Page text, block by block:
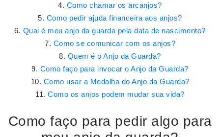
Como chamar os arcanjos?
Como pedir ajuda financeira aos anjos?
Qual é meu anjo da guarda pela data de nascimento?
Como se comunicar com os anjos?
Quem é o Anjo da Guarda?
Como faço para invocar o Anjo da Guarda?
Como usar a Medalha do Anjo da Guarda?
Como os anjos podem mudar sua vida?
Como faço para pedir algo para